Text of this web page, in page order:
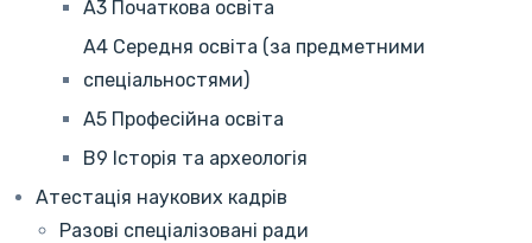
А3 Початкова освіта
А4 Середня освіта (за предметними
спеціальностями)
А5 Професійна освіта
В9 Історія та археологія
Атестація наукових кадрів
Разові спеціалізовані ради